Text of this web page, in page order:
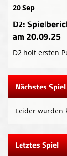
20 Sep
D2:
am 20.09.25
D2 holt ersten
Nächstes Spiel
Leider wurden
Letztes Spiel